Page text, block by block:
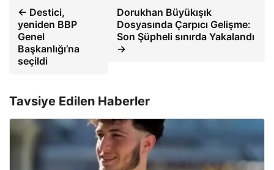
← Destici,
yeniden BBP
Genel
Başkanlığı’na
seçildi
Dorukhan Büyükışık
Dosyasında Çarpıcı Gelişme:
Son Şüpheli sınırda Yakalandı
→
Tavsiye Edilen Haberler